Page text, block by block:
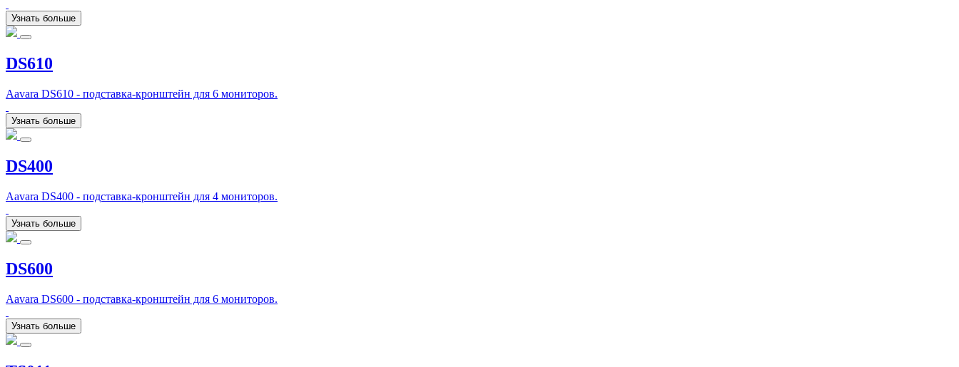
Узнать больше
DS610
Aavara DS610 - подставка-кронштейн для 6 мониторов.
Узнать больше
DS400
Aavara DS400 - подставка-кронштейн для 4 мониторов.
Узнать больше
DS600
Aavara DS600 - подставка-кронштейн для 6 мониторов.
Узнать больше